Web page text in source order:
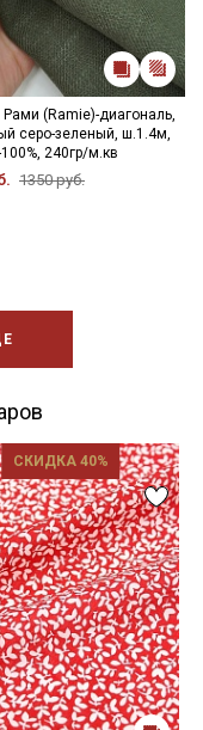
(Ramie)-диагональ,
серо-зеленый, ш.1.4м,
240гр/м.кв
1350 руб.
СКИДКА 40%